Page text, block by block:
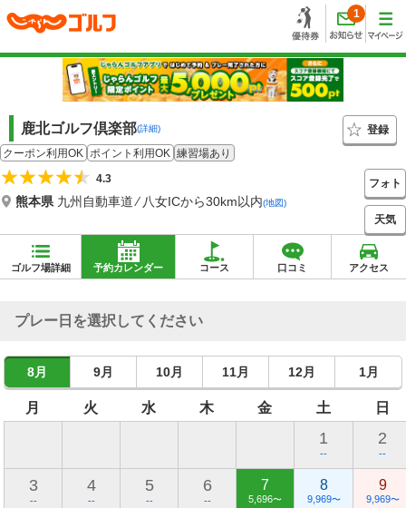
1
鹿北ゴルフ倶楽部(詳細)
登録
クーポン利用OK ポイント利用OK 練習場あり
4.3
熊本県 九州自動車道 ⁄ 八女ICから30km以内(地図)
フォト
天気
ゴルフ場詳細 予約カレンダー コース 口コミ アクセス
プレー日を選択してください
8月 9月 10月 11月 12月 1月
月 火 水 木 金 土 日
1
--
2
--
3
--
4
--
5
--
6
--
7
5,696〜
8
9,969〜
9
9,969〜